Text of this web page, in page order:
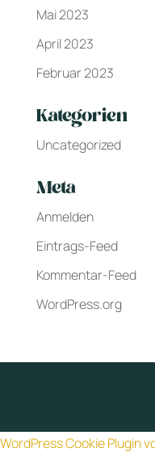
Mai 2023
April 2023
Februar 2023
Kategorien
Uncategorized
Meta
Anmelden
Eintrags-Feed
Kommentar-Feed
WordPress.org
WordPress Cookie Plugin